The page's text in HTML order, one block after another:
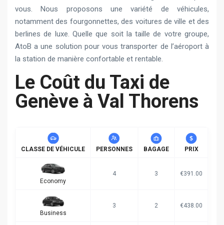
vous. Nous proposons une variété de véhicules,
notamment des fourgonnettes, des voitures de ville et des
berlines de luxe. Quelle que soit la taille de votre groupe,
AtoB a une solution pour vous transporter de l’aéroport à
la station de manière confortable et rentable.
Le Coût du Taxi de
Genève à Val Thorens
CLASSE DE VÉHICULE PERSONNES BAGAGE PRIX
Economy
4 3 €391.00
Business
3 2 €438.00